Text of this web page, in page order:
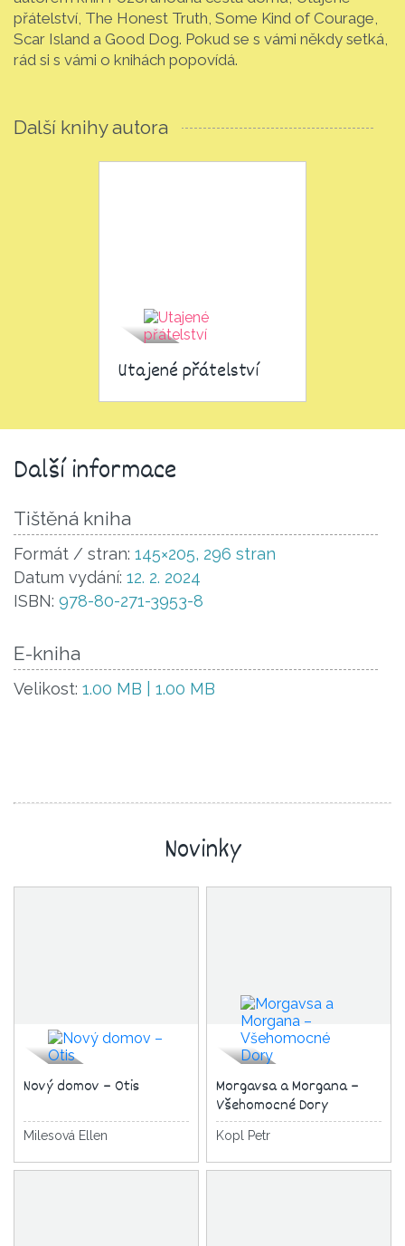
přátelství, The Honest Truth, Some Kind of Courage,
Scar Island a Good Dog. Pokud se s vámi někdy setká,
rád si s vámi o knihách popovídá.
Další knihy autora
Utajené přátelství
Další informace
Tištěná kniha
Formát / stran: 145×205, 296 stran
Datum vydání: 12. 2. 2024
ISBN: 978-80-271-3953-8
E-kniha
Velikost: 1.00 MB | 1.00 MB
Novinky
Nový domov – Otis
Milesová Ellen
Morgavsa a Morgana –
Všehomocné Dory
Kopl Petr